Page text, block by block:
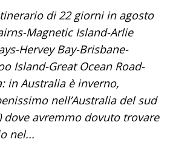
Magnetic Island-Arlie
Hervey Bay-Brisbane-
Island-Great Ocean Road-
in Australia è inverno,
nell’Australia del sud
dove avremmo dovuto trovare
nel...